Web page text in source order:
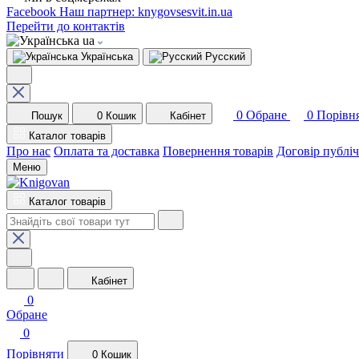
Facebook Наш партнер: knygovsesvit.in.ua
Перейти до контактів
ua
Українська Русский
Пошук 0 Кошик Кабінет 0 Обране 0
Каталог товарів
Про нас Оплата та доставка Повернення товарів Договір
Меню
Каталог товарів
Кабінет
0
Обране
0
Порівняти
0 Кошик